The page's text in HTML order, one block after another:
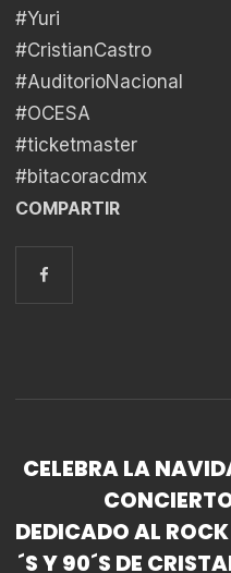
#Yuri
#CristianCastro
#AuditorioNacional
#OCESA
#ticketmaster
#bitacoracdmx
COMPARTIR
CELEBRA LA
DEDICADO AL
´S Y 90´S DE